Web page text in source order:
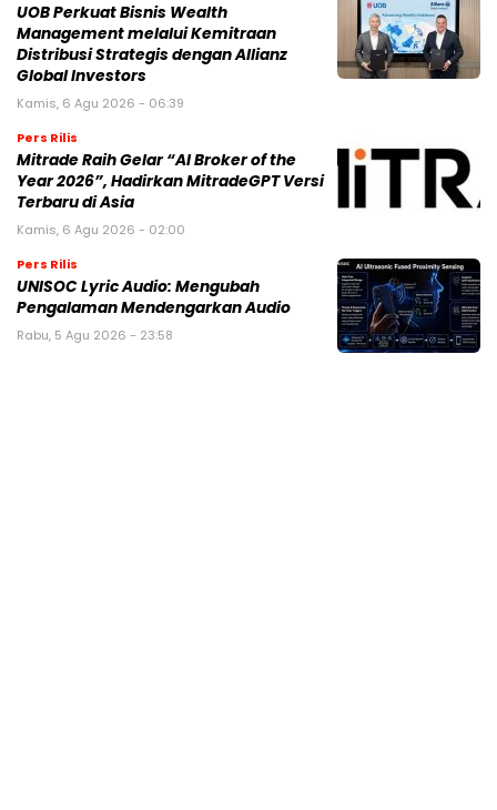
UOB Perkuat Bisnis Wealth
Management melalui Kemitraan
Distribusi Strategis dengan Allianz
Global Investors
Kamis, 6 Agu 2026 - 06:39
Pers Rilis
Mitrade Raih Gelar “AI Broker of the
Year 2026”, Hadirkan MitradeGPT Versi
Terbaru di Asia
Kamis, 6 Agu 2026 - 02:00
Pers Rilis
UNISOC Lyric Audio: Mengubah
Pengalaman Mendengarkan Audio
Rabu, 5 Agu 2026 - 23:58